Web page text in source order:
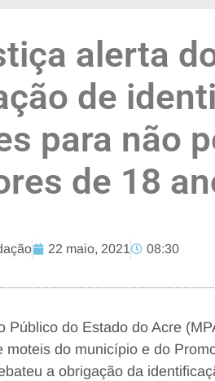
alerta
de
para não
de 18
22 maio, 2021 08:30
Público do Estado do Acre
do município e do
a obrigação da